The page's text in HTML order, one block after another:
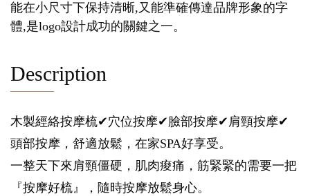
能在小尺寸下保持清晰,又能準確傳達品牌形象的字
體,是logo設計成功的關鍵之一。
Description
木製經絡按摩梳✔穴位按摩✔臉部按摩✔肩頸按摩✔
頭部按摩，舒適放鬆，在家SPA好享受。
一整天下來肩頸僵硬，肌肉痠痛，筋緊緊的需要一把
『按摩好梳』，隨時按摩放鬆身心。